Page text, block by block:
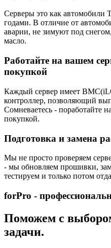
Серверы это как автомобили
годами. В отличие от
аварии, не зимуют под
масло.
Работайте на вашем
покупкой
Каждый сервер имеет
контроллер, позволяющий
Сомневаетесь - поработайте
покупкой.
Подготовка и замена
Мы не просто проверяем
- мы обновляем прошивки,
тестируем и только потом
forPro -
Поможем с
задачи.